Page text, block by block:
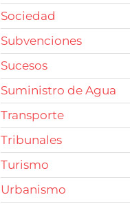
Sociedad
Subvenciones
Sucesos
Suministro de Agua
Transporte
Tribunales
Turismo
Urbanismo